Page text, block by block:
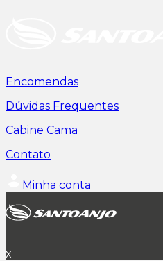
Encomendas
Dúvidas Frequentes
Cabine Cama
Contato
Minha conta
x